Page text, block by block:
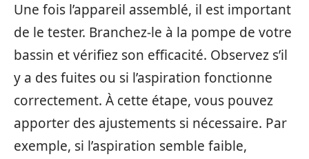
Une fois l’appareil assemblé, il est important
de le tester. Branchez-le à la pompe de votre
bassin et vérifiez son efficacité. Observez s’il
y a des fuites ou si l’aspiration fonctionne
correctement. À cette étape, vous pouvez
apporter des ajustements si nécessaire. Par
exemple, si l’aspiration semble faible,